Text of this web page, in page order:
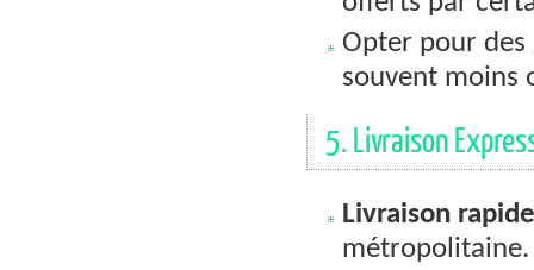
Opter pour des
souvent moins
5. Livraison
Livraison rapide
métropolitaine.